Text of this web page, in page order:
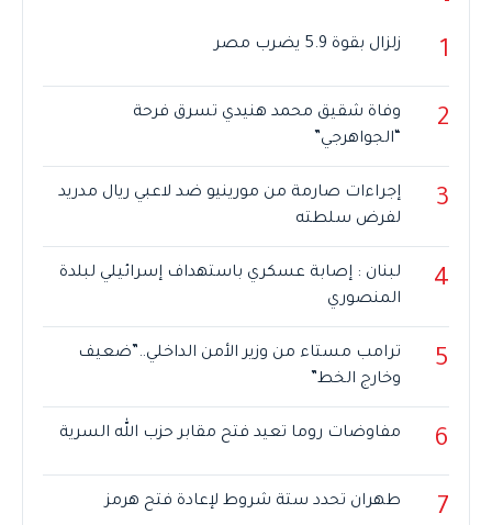
1 زلزال بقوة 5.9 يضرب مصر
2
وفاة شقيق محمد هنيدي تسرق فرحة
“الجواهرجي”
3
إجراءات صارمة من مورينيو ضد لاعبي ريال مدريد
لفرض سلطته
4
لبنان : إصابة عسكري باستهداف إسرائيلي لبلدة
المنصوري
5
ترامب مستاء من وزير الأمن الداخلي..”ضعيف
وخارج الخط”
6 مفاوضات روما تعيد فتح مقابر حزب الله السرية
7 طهران تحدد ستة شروط لإعادة فتح هرمز